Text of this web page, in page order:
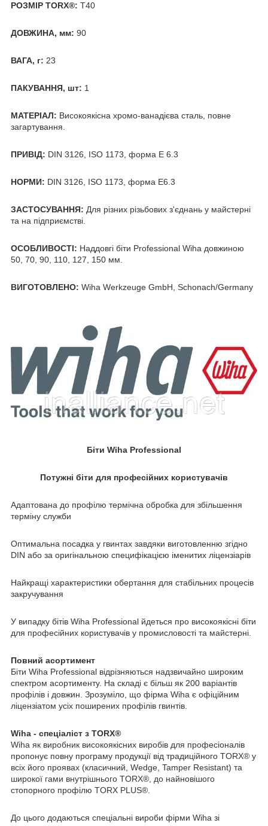
РОЗМІР TORX®: Т40
ДОВЖИНА, мм: 90
ВАГА, г: 23
ПАКУВАННЯ, шт: 1
МАТЕРІАЛ: Високоякісна хромо-ванадієва сталь, повне
загартування.
ПРИВІД: DIN 3126, ISO 1173, форма Е 6.3
НОРМИ: DIN 3126, ISO 1173, форма E6.3
ЗАСТОСУВАННЯ: Для різних різьбових з'єднань у майстерні
та на підприємстві.
ОСОБЛИВОСТІ: Наддовгі біти Professional Wiha довжиною
50, 70, 90, 110, 127, 150 мм.
ВИГОТОВЛЕНО: Wiha Werkzeuge GmbH, Schonach/Germany
Біти Wiha Professional
Потужні біти для професійних користувачів
Адаптована до профілю термічна обробка для збільшення
терміну служби
Оптимальна посадка у гвинтах завдяки виготовленню згідно
DIN або за оригінальною специфікацією іменитих ліцензіарів
Найкращі характеристики обертання для стабільних процесів
закручування
У випадку бітів Wiha Professional йдеться про високоякісні біти
для професійних користувачів у промисловості та майстерні.
Повний асортимент
Біти Wiha Professional відрізняються надзвичайно широким
спектром асортименту. На складі є більш як 200 варіантів
профілів і довжин. Зрозуміло, що фірма Wiha є офіційним
ліцензіатом усіх поширених профілів гвинтів.
Wiha - спеціаліст з TORX®
Wiha як виробник високоякісних виробів для професіоналів
пропонує повну програму продукції від традиційного TORX® у
всіх його проявах (класичний, Wedge, Tamper Resistant) та
широкої гами внутрішнього TORX®, до найновішого
стопорного профілю TORX PLUS®.
До цього додаються спеціальні вироби фірми Wiha зі